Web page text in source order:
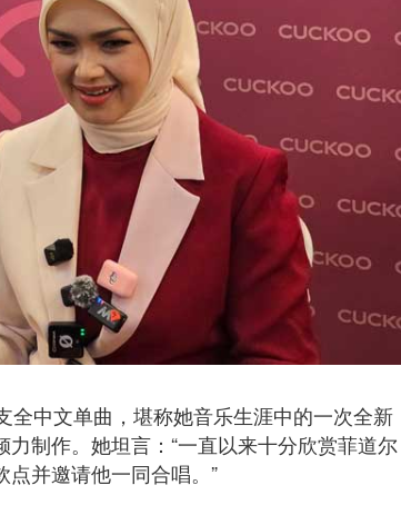
中文单曲，堪称她音乐生涯中的一次全新
制作。她坦言：“一直以来十分欣赏菲道尔
并邀请他一同合唱。”